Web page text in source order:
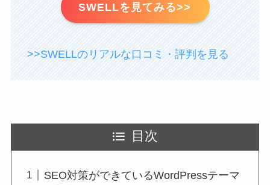
SWELLを見てみる>>
>>SWELLのリアルな口コミ・評判を見る
目次
SEO対策ができているWordPressテーマ